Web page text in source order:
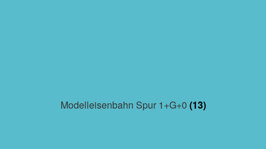
Modelleisenbahn Spur 1+G+0 (13)